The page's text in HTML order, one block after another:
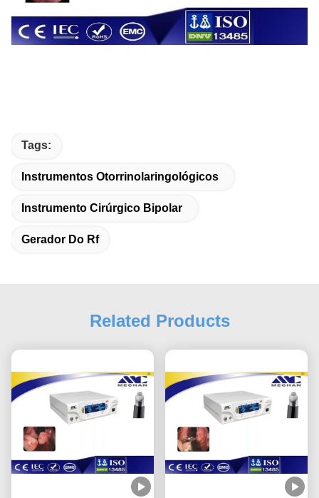
Tags:
Instrumentos Otorrinolaringológicos
Instrumento Cirúrgico Bipolar
Gerador Do Rf
Related Products